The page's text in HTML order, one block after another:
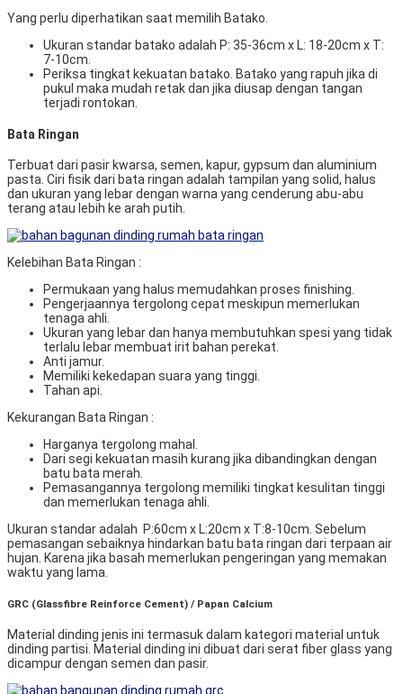
Yang perlu diperhatikan saat memilih Batako.
Ukuran standar batako adalah P: 35-36cm x L: 18-20cm x T:
7-10cm.
Periksa tingkat kekuatan batako. Batako yang rapuh jika di
pukul maka mudah retak dan jika diusap dengan tangan
terjadi rontokan.
Bata Ringan
Terbuat dari pasir kwarsa, semen, kapur, gypsum dan aluminium
pasta. Ciri fisik dari bata ringan adalah tampilan yang solid, halus
dan ukuran yang lebar dengan warna yang cenderung abu-abu
terang atau lebih ke arah putih.
Kelebihan Bata Ringan :
Permukaan yang halus memudahkan proses finishing.
Pengerjaannya tergolong cepat meskipun memerlukan
tenaga ahli.
Ukuran yang lebar dan hanya membutuhkan spesi yang tidak
terlalu lebar membuat irit bahan perekat.
Anti jamur.
Memiliki kekedapan suara yang tinggi.
Tahan api.
Kekurangan Bata Ringan :
Harganya tergolong mahal.
Dari segi kekuatan masih kurang jika dibandingkan dengan
batu bata merah.
Pemasangannya tergolong memiliki tingkat kesulitan tinggi
dan memerlukan tenaga ahli.
Ukuran standar adalah P:60cm x L:20cm x T:8-10cm. Sebelum
pemasangan sebaiknya hindarkan batu bata ringan dari terpaan air
hujan. Karena jika basah memerlukan pengeringan yang memakan
waktu yang lama.
GRC (Glassfibre Reinforce Cement) / Papan Calcium
Material dinding jenis ini termasuk dalam kategori material untuk
dinding partisi. Material dinding ini dibuat dari serat fiber glass yang
dicampur dengan semen dan pasir.